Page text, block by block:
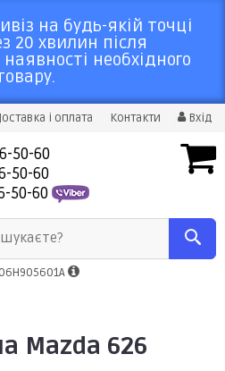
на будь-якій точці
20 хвилин після
необхідного
і оплата Контакти Вхід
50-60
50-60
50-60
Mazda 626